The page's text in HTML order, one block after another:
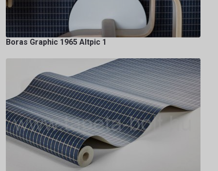
Boras Graphic 1965 Altpic 1